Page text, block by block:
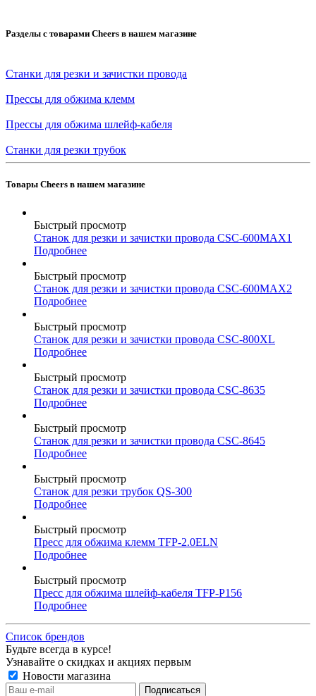
Разделы с товарами Cheers в нашем магазине
Станки для резки и зачистки провода
Прессы для обжима клемм
Прессы для обжима шлейф-кабеля
Станки для резки трубок
Товары Cheers в нашем магазине
Быстрый просмотр
Станок для резки и зачистки провода CSC-600MAX1
Подробнее
Быстрый просмотр
Станок для резки и зачистки провода CSC-600MAX2
Подробнее
Быстрый просмотр
Станок для резки и зачистки провода CSC-800XL
Подробнее
Быстрый просмотр
Станок для резки и зачистки провода CSC-8635
Подробнее
Быстрый просмотр
Станок для резки и зачистки провода CSC-8645
Подробнее
Быстрый просмотр
Станок для резки трубок QS-300
Подробнее
Быстрый просмотр
Пресс для обжима клемм TFP-2.0ELN
Подробнее
Быстрый просмотр
Пресс для обжима шлейф-кабеля TFP-P156
Подробнее
Список брендов
Будьте всегда в курсе!
Узнавайте о скидках и акциях первым
Новости магазина